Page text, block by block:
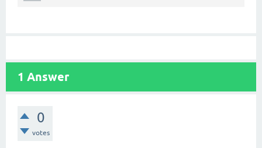
1 Answer
0
votes